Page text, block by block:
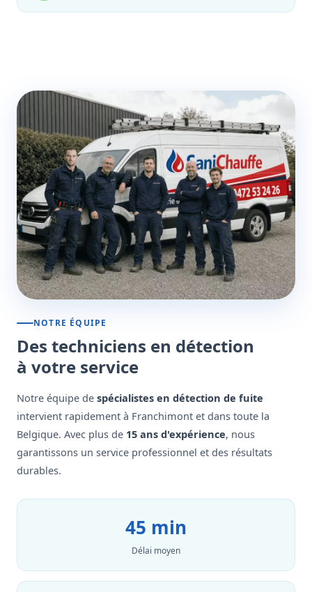
NOTRE ÉQUIPE
Des techniciens en détection
à votre service
Notre équipe de spécialistes en détection de fuite
intervient rapidement à Franchimont et dans toute la
Belgique. Avec plus de 15 ans d'expérience, nous
garantissons un service professionnel et des résultats
durables.
45 min
Délai moyen